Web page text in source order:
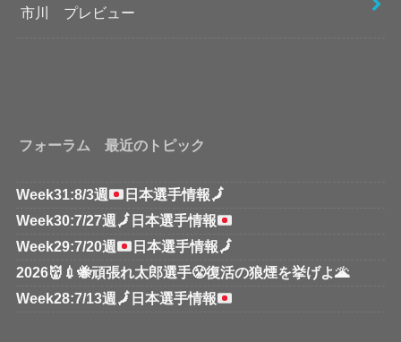
市川 プレビュー
フォーラム 最近のトピック
Week31:8/3週 日本選手情報🗾
Week30:7/27週 🗾 日本選手情報
Week29:7/20週
日本選手情報🗾
2026👹💉🐝頑張れ太郎選手😤復活の狼煙を挙げよ🌋
Week28:7/13週 🗾 日本選手情報